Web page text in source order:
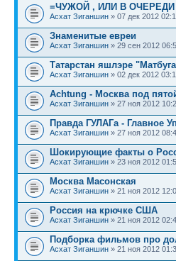
=ЧУЖОЙ , ИЛИ В ОЧЕРЕДИ
Асхат Зиганшин » 07 дек 2012
Знаменитые евреи
Асхат Зиганшин » 29 сен 2012
Татарстан яшлэре
Асхат Зиганшин » 02 дек 2012
Achtung - Москва под
Асхат Зиганшин » 27 ноя 2012
Правда ГУЛАГа - Главное
Асхат Зиганшин » 27 ноя 2012
Шокирующие факты о
Асхат Зиганшин » 23 ноя 2012
Москва Масонская
Асхат Зиганшин » 21 ноя 2012
Россия на крючке США
Асхат Зиганшин » 21 ноя 2012
Подборка фильмов про
Асхат Зиганшин » 21 ноя 2012